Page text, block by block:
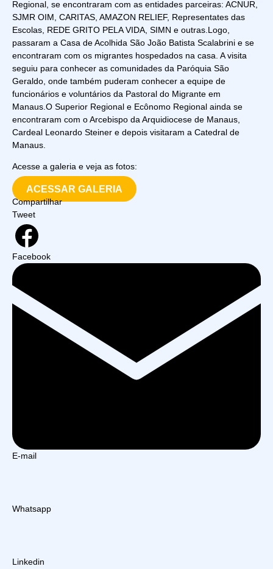
Regional, se encontraram com as entidades parceiras: ACNUR,
SJMR OIM, CARITAS, AMAZON RELIEF, Representates das
Escolas, REDE GRITO PELA VIDA, SIMN e outras.Logo,
passaram a Casa de Acolhida São João Batista Scalabrini e se
encontraram com os migrantes hospedados na casa. A visita
seguiu para conhecer as comunidades da Paróquia São
Geraldo, onde também puderam conhecer a equipe de
funcionários e voluntários da Pastoral do Migrante em
Manaus.O Superior Regional e Ecônomo Regional ainda se
encontraram com o Arcebispo da Arquidiocese de Manaus,
Cardeal Leonardo Steiner e depois visitaram a Catedral de
Manaus.
Acesse a galeria e veja as fotos:
ACESSAR GALERIA
Compartilhar
Tweet
Facebook
E-mail
Whatsapp
Linkedin